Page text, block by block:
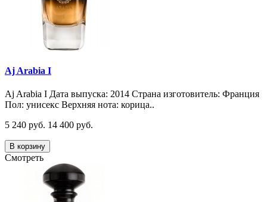
Aj Arabia I
Aj Arabia I Дата выпуска: 2014 Страна изготовитель: Франция
Пол: унисекс Верхняя нота: корица..
5 240 руб. 14 400 руб.
В корзину
Смотреть